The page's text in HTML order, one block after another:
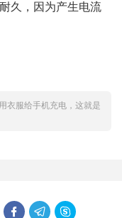
久，因为产生电流
用衣服给手机充电，这就是
  